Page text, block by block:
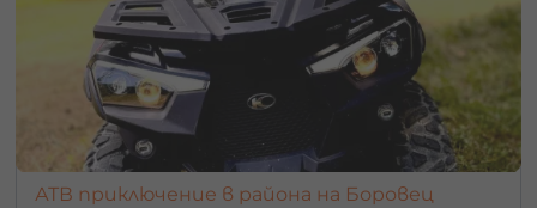
АТВ приключение в района на Боровец